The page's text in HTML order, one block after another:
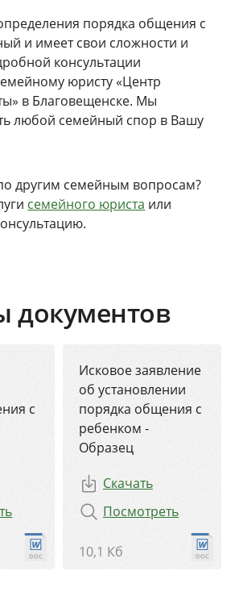
порядка общения с
и имеет свои сложности и
консультации
юристу «Центр
в Благовещенске. Мы
любой семейный спор в Вашу
другим семейным вопросам?
семейного юриста или
документов
с
Исковое заявление
об установлении
порядка общения с
ребенком -
Образец
Скачать
Посмотреть
10,1 Кб